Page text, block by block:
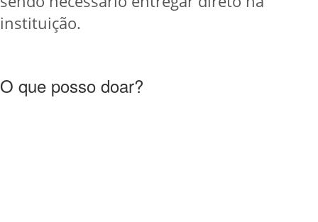
instituição.
O que posso doar?